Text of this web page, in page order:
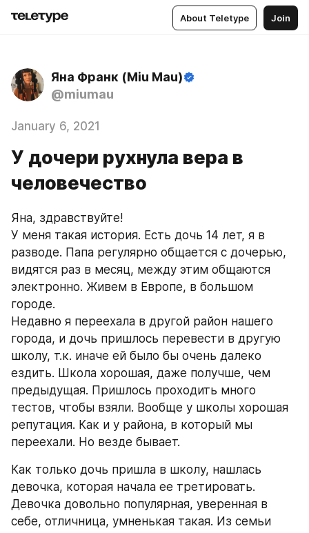
About Teletype Join
Яна Франк (Miu Mau)
@miumau
January 6, 2021
У дочери рухнула вера в
человечество
Яна, здравствуйте!
У меня такая история. Есть дочь 14 лет, я в
разводе. Папа регулярно общается с дочерью,
видятся раз в месяц, между этим общаются
электронно. Живем в Европе, в большом
городе.
Недавно я переехала в другой район нашего
города, и дочь пришлось перевести в другую
школу, т.к. иначе ей было бы очень далеко
ездить. Школа хорошая, даже получше, чем
предыдущая. Пришлось проходить много
тестов, чтобы взяли. Вообще у школы хорошая
репутация. Как и у района, в который мы
переехали. Но везде бывает.
Как только дочь пришла в школу, нашлась
девочка, которая начала ее третировать.
Девочка довольно популярная, уверенная в
себе, отличница, умненькая такая. Из семьи